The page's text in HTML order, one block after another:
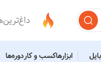
ابزارهاکسب و کاردوره‌ها